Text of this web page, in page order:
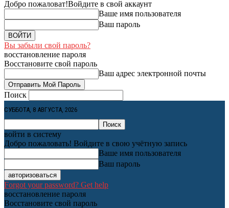
Добро пожаловат!Войдите в свой аккаунт
Ваше имя пользователя
Ваш пароль
Вы забыли свой пароль?
восстановление пароля
Восстановите свой пароль
Ваш адрес электронной почты
Поиск
СУББОТА, 8 АВГУСТА, 2026
войти в систему
Добро пожаловать! Войдите в свою учётную запись
Ваше имя пользователя
Ваш пароль
Forgot your password? Get help
восстановление пароля
Восстановите свой пароль